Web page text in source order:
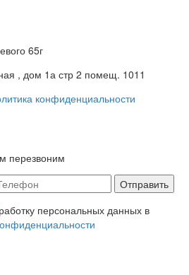
65г
, дом 1а стр 2 помещ. 1011
конфиденциальности
перезвоним
персональных данных в